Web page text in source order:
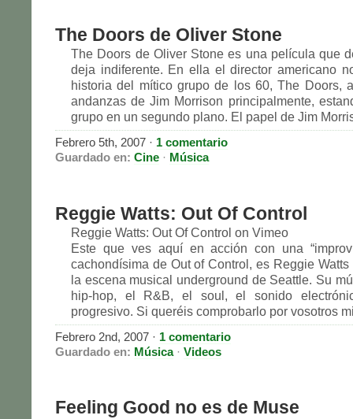
The Doors de Oliver Stone
The Doors de Oliver Stone es una película que
deja indiferente. En ella el director americano
historia del mítico grupo de los 60, The Doors,
andanzas de Jim Morrison principalmente,
grupo en un segundo plano. El papel de Jim
Febrero 5th, 2007 · 1 comentario
Guardado en: Cine · Música
Reggie Watts: Out Of Control
Reggie Watts: Out Of Control on Vimeo
Este que ves aquí en acción con una
cachondísima de Out of Control, es Reggie
la escena musical underground de Seattle. Su
hip-hop, el R&B, el soul, el sonido
progresivo. Si queréis comprobarlo por vosotros
Febrero 2nd, 2007 · 1 comentario
Guardado en: Música· Videos
Feeling Good no es de Muse